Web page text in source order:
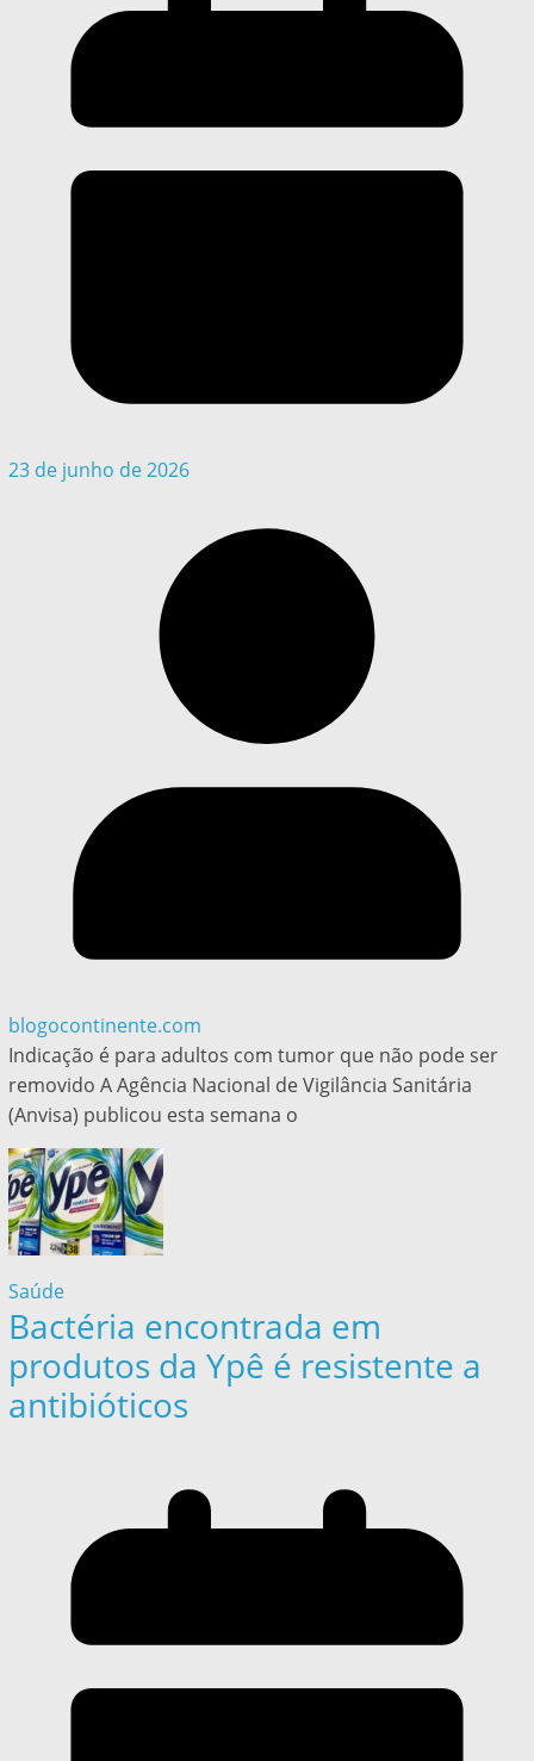
23 de junho de 2026
blogocontinente.com
Indicação é para adultos com tumor que não pode ser
removido A Agência Nacional de Vigilância Sanitária
(Anvisa) publicou esta semana o
Saúde
Bactéria encontrada em
produtos da Ypê é resistente a
antibióticos